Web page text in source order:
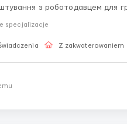
з роботодавцем для громадянинів
specjalizacje
Z zakwaterowaniem